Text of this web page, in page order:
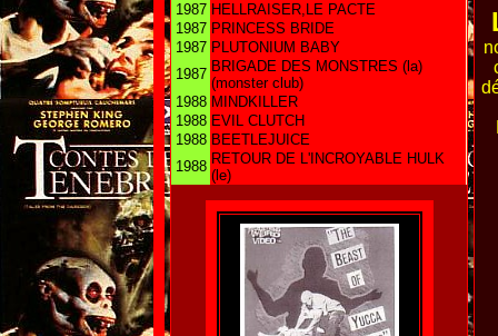
1987 HELLRAISER,LE PACTE
1987 PRINCESS BRIDE
1987 PLUTONIUM BABY
1987 BRIGADE DES MONSTRES (la)
(monster club)
1988 MINDKILLER
1988 EVIL CLUTCH
1988 BEETLEJUICE
1988 RETOUR DE L'INCROYABLE HULK
(le)